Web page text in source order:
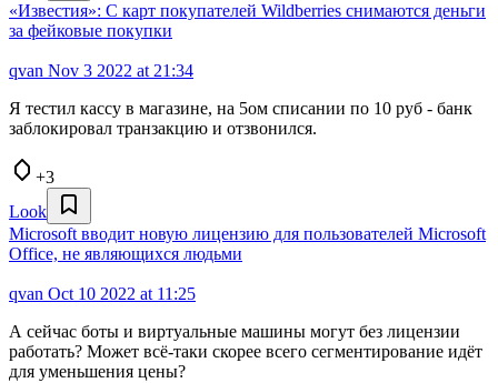
«Известия»: С карт покупателей Wildberries снимаются деньги
за фейковые покупки
qvan Nov 3 2022 at 21:34
Я тестил кассу в магазине, на 5ом списании по 10 руб - банк
заблокировал транзакцию и отзвонился.
+3
Look
Microsoft вводит новую лицензию для пользователей Microsoft
Office, не являющихся людьми
qvan Oct 10 2022 at 11:25
А сейчас боты и виртуальные машины могут без лицензии
работать? Может всё-таки скорее всего сегментирование идёт
для уменьшения цены?